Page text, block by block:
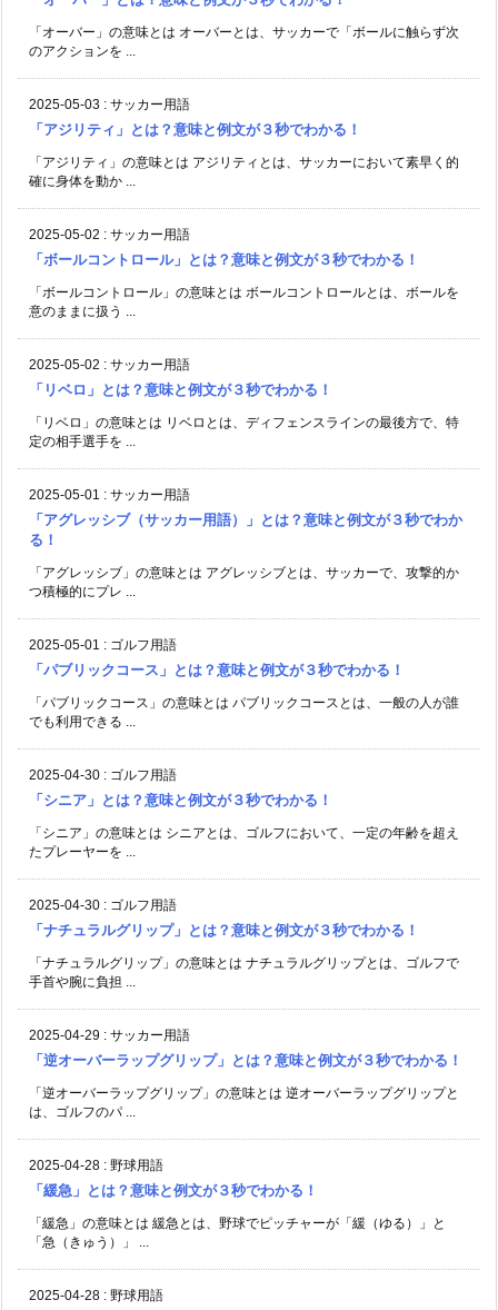
「オーバー」の意味とは オーバーとは、サッカーで「ボールに触らず次
のアクションを ...
2025-05-03 : サッカー用語
「アジリティ」とは？意味と例文が３秒でわかる！
「アジリティ」の意味とは アジリティとは、サッカーにおいて素早く的
確に身体を動か ...
2025-05-02 : サッカー用語
「ボールコントロール」とは？意味と例文が３秒でわかる！
「ボールコントロール」の意味とは ボールコントロールとは、ボールを
意のままに扱う ...
2025-05-02 : サッカー用語
「リベロ」とは？意味と例文が３秒でわかる！
「リベロ」の意味とは リベロとは、ディフェンスラインの最後方で、特
定の相手選手を ...
2025-05-01 : サッカー用語
「アグレッシブ（サッカー用語）」とは？意味と例文が３秒でわか
る！
「アグレッシブ」の意味とは アグレッシブとは、サッカーで、攻撃的か
つ積極的にプレ ...
2025-05-01 : ゴルフ用語
「パブリックコース」とは？意味と例文が３秒でわかる！
「パブリックコース」の意味とは パブリックコースとは、一般の人が誰
でも利用できる ...
2025-04-30 : ゴルフ用語
「シニア」とは？意味と例文が３秒でわかる！
「シニア」の意味とは シニアとは、ゴルフにおいて、一定の年齢を超え
たプレーヤーを ...
2025-04-30 : ゴルフ用語
「ナチュラルグリップ」とは？意味と例文が３秒でわかる！
「ナチュラルグリップ」の意味とは ナチュラルグリップとは、ゴルフで
手首や腕に負担 ...
2025-04-29 : サッカー用語
「逆オーバーラップグリップ」とは？意味と例文が３秒でわかる！
「逆オーバーラップグリップ」の意味とは 逆オーバーラップグリップと
は、ゴルフのパ ...
2025-04-28 : 野球用語
「緩急」とは？意味と例文が３秒でわかる！
「緩急」の意味とは 緩急とは、野球でピッチャーが「緩（ゆる）」と
「急（きゅう）」 ...
2025-04-28 : 野球用語